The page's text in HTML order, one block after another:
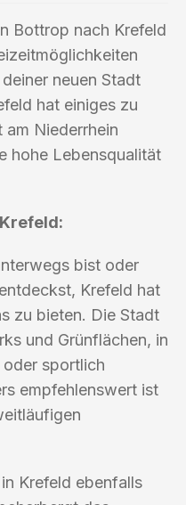
Bottrop nach Krefeld
neuen Stadt
hat einiges zu
Niederrhein
hohe Lebensqualität
bist oder
Krefeld hat
zu bieten. Die Stadt
und Grünflächen, in
sportlich
empfehlenswert ist
Krefeld ebenfalls